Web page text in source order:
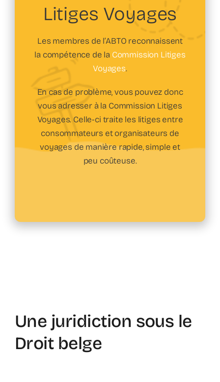
Litiges Voyages
Les membres de l’ABTO reconnaissent
la compétence de la Commission Litiges
Voyages.
En cas de problème, vous pouvez donc
vous adresser à la Commission Litiges
Voyages. Celle-ci traite les litiges entre
consommateurs et organisateurs de
voyages de manière rapide, simple et
peu coûteuse.
Une juridiction sous le
Droit belge